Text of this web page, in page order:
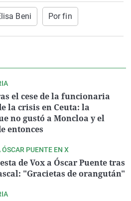
Beni Por fin
el cese de la funcionaria
la crisis en Ceuta: la
no gustó a Moncloa y el
entonces
PUENTE EN X
de Vox a Óscar Puente tras
"Gracietas de orangután"